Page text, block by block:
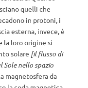
quelli che
in protoni, i
esterna, invece, è
la loro origine si
solare [il flusso di
Sole nello spazio
magnetosfera da